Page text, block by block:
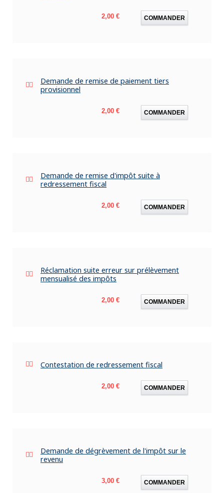
Prix
2,00 € COMMANDER
Demande de remise de paiement tiers
provisionnel
Prix
2,00 € COMMANDER
Demande de remise d'impôt suite à
redressement fiscal
Prix
2,00 € COMMANDER
Réclamation suite erreur sur prélèvement
mensualisé des impôts
Prix
2,00 € COMMANDER
Contestation de redressement fiscal
Prix
2,00 € COMMANDER
Demande de dégrèvement de l'impôt sur le
revenu
Prix
3,00 € COMMANDER